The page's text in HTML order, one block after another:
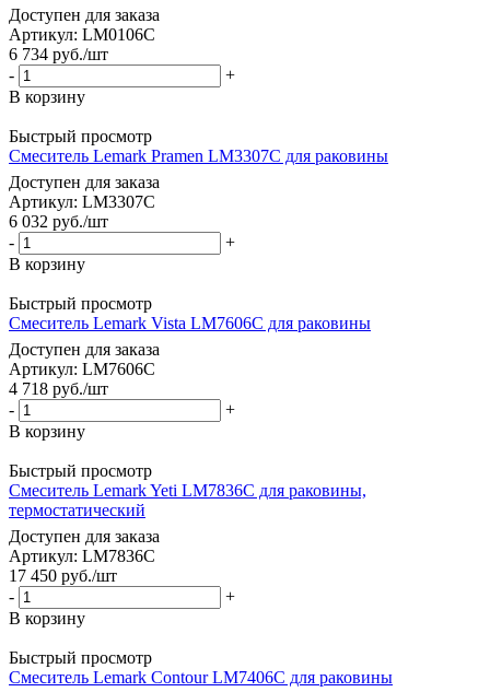
Доступен для заказа
Артикул: LM0106C
6 734 руб./шт
-
+
В корзину
Быстрый просмотр
Смеситель Lemark Pramen LM3307C для раковины
Доступен для заказа
Артикул: LM3307C
6 032 руб./шт
-
+
В корзину
Быстрый просмотр
Смеситель Lemark Vista LM7606C для раковины
Доступен для заказа
Артикул: LM7606C
4 718 руб./шт
-
+
В корзину
Быстрый просмотр
Смеситель Lemark Yeti LM7836C для раковины,
термостатический
Доступен для заказа
Артикул: LM7836C
17 450 руб./шт
-
+
В корзину
Быстрый просмотр
Смеситель Lemark Contour LM7406C для раковины